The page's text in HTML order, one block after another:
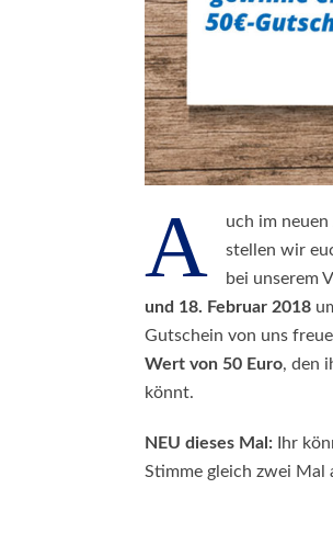
A uch im
stellen wir
bei unserem
und 18. Februar 2018
Gutschein von uns
Wert von 50 Euro, den
könnt.
NEU dieses Mal: Ihr
Stimme gleich zwei Mal